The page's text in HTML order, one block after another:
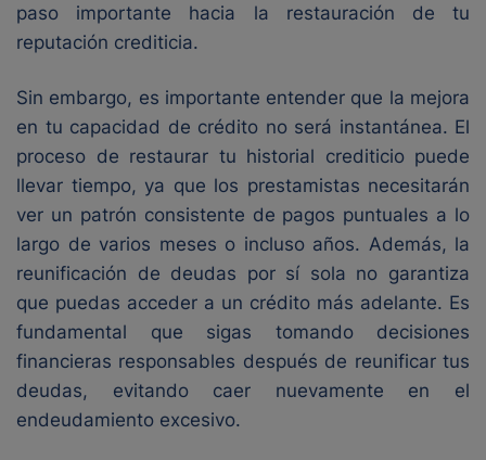
paso importante hacia la restauración de tu
reputación crediticia.
Sin embargo, es importante entender que la mejora
en tu capacidad de crédito no será instantánea. El
proceso de restaurar tu historial crediticio puede
llevar tiempo, ya que los prestamistas necesitarán
ver un patrón consistente de pagos puntuales a lo
largo de varios meses o incluso años. Además, la
reunificación de deudas por sí sola no garantiza
que puedas acceder a un crédito más adelante. Es
fundamental que sigas tomando decisiones
financieras responsables después de reunificar tus
deudas, evitando caer nuevamente en el
endeudamiento excesivo.